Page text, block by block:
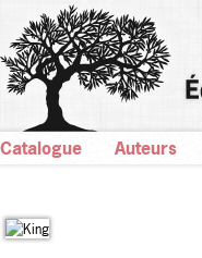
Catalogue Auteurs